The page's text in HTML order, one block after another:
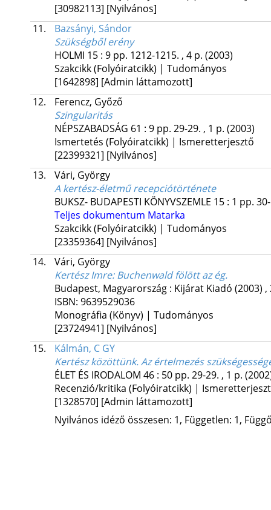
[30982113] [Nyilvános]
11.
Bazsányi, Sándor
Szükségből erény
HOLMI 15: 9 pp. 1212-1215. , 4 p. (2003)
Szakcikk (Folyóiratcikk) | Tudományos
[1642898] [Admin láttamozott]
12.
Ferencz, Győző
Szingularitás
NÉPSZABADSÁG 61 : 9 pp. 29-29. , 1 p. (2003)
Ismertetés (Folyóiratcikk) | Ismeretterjesztő
[22399321] [Nyilvános]
13.
Vári, György
A kertész-életmű recepciótörténete
BUKSZ- BUDAPESTI KÖNYVSZEMLE 15: 1 pp.
Teljes dokumentum Matarka
Szakcikk (Folyóiratcikk) | Tudományos
[23359364] [Nyilvános]
14.
Vári, György
Kertész Imre: Buchenwald fölött az ég.
Budapest, Magyarország : Kijárat Kiadó (2003) ,
ISBN: 9639529036
Monográfia (Könyv) | Tudományos
[23724941] [Nyilvános]
15.
Kálmán, C GY
Kertész közöttünk. Az értelmezés
ÉLET ÉS IRODALOM 46: 50 pp. 29-29. , 1 p.
Recenzió/kritika (Folyóiratcikk) |
[1328570] [Admin láttamozott]
Nyilvános idéző összesen: 1, Független: 1,